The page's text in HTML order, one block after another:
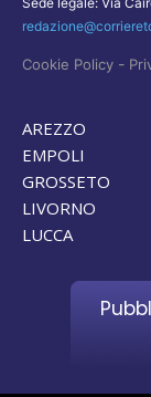
Cookie Policy -
AREZZO
EMPOLI
GROSSETO
LIVORNO
LUCCA